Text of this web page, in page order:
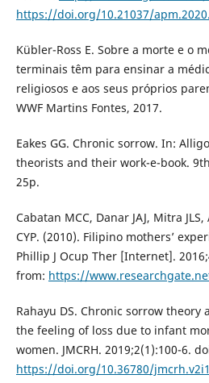
https://doi.org/10.21037/
Kübler-Ross E. Sobre a morte e o
terminais têm para ensinar a
religiosos e aos seus próprios
WWF Martins Fontes, 2017.
Eakes GG. Chronic sorrow. In:
theorists and their work-e-book.
25p.
Cabatan MCC, Danar JAJ, Mitra
CYP. (2010). Filipino mothers’
Phillip J Ocup Ther [Internet].
from: https://
Rahayu DS. Chronic sorrow
the feeling of loss due to infant
women. JMCRH. 2019;2(1):100-6.
https://doi.org/10.36780/